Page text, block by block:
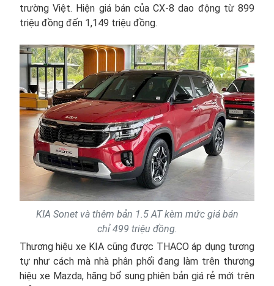
trường Việt. Hiện giá bán của CX-8 dao động từ 899
triệu đồng đến 1,149 triệu đồng.
KIA Sonet và thêm bản 1.5 AT kèm mức giá bán
chỉ 499 triệu đồng.
Thương hiệu xe KIA cũng được THACO áp dụng tương
tự như cách mà nhà phân phối đang làm trên thương
hiệu xe Mazda, hãng bổ sung phiên bản giá rẻ mới trên